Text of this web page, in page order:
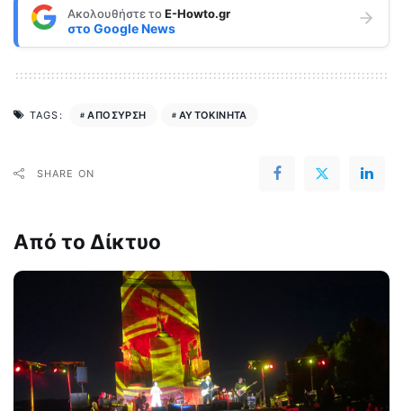
Ακολουθήστε τοE-Howto.gr
στο Google News
TAGS: ΑΠΟΣΥΡΣΗ ΑΥΤΟΚΙΝΗΤΑ
SHARE ON
Από το Δίκτυο